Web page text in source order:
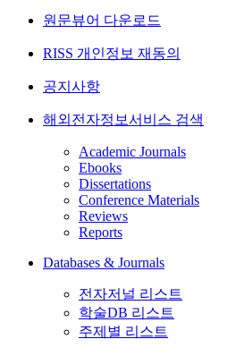
원문뷰어 다운로드
RISS 개인정보 재동의
공지사항
해외전자정보서비스 검색
Academic Journals
Ebooks
Dissertations
Conference Materials
Reviews
Reports
Databases & Journals
전자저널 리스트
학술DB 리스트
주제별 리스트